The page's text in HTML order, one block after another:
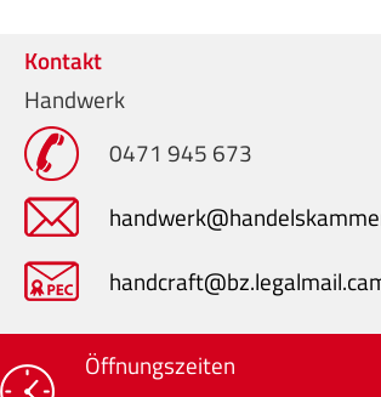
Kontakt
Handwerk
0471 945 673
Öffnungszeiten